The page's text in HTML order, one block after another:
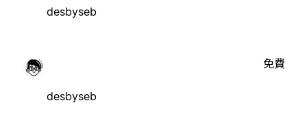
desbyseb
desbyseb
免費